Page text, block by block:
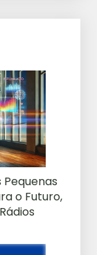
o Futuro,